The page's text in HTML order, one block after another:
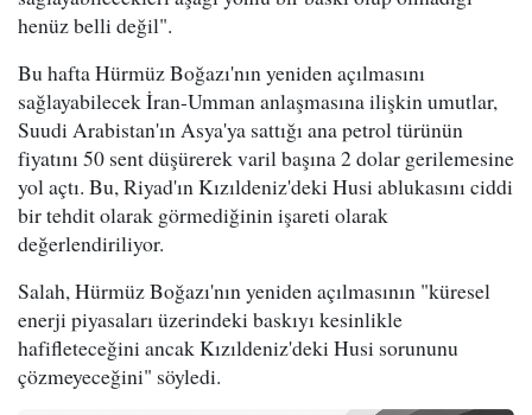
henüz belli değil".
Bu hafta Hürmüz Boğazı'nın yeniden açılmasını
sağlayabilecek İran-Umman anlaşmasına ilişkin umutlar,
Suudi Arabistan'ın Asya'ya sattığı ana petrol türünün
fiyatını 50 sent düşürerek varil başına 2 dolar gerilemesine
yol açtı. Bu, Riyad'ın Kızıldeniz'deki Husi ablukasını ciddi
bir tehdit olarak görmediğinin işareti olarak
değerlendiriliyor.
Salah, Hürmüz Boğazı'nın yeniden açılmasının "küresel
enerji piyasaları üzerindeki baskıyı kesinlikle
hafifleteceğini ancak Kızıldeniz'deki Husi sorununu
çözmeyeceğini" söyledi.